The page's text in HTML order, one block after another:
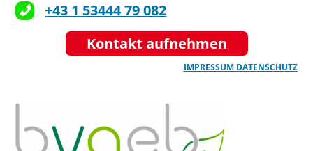
+43 1 53444 79 082
Kontakt aufnehmen
IMPRESSUM DATENSCHUTZ